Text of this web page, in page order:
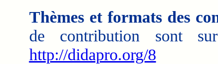
Thèmes et formats des
de contribution sont
http://didapro.org/8